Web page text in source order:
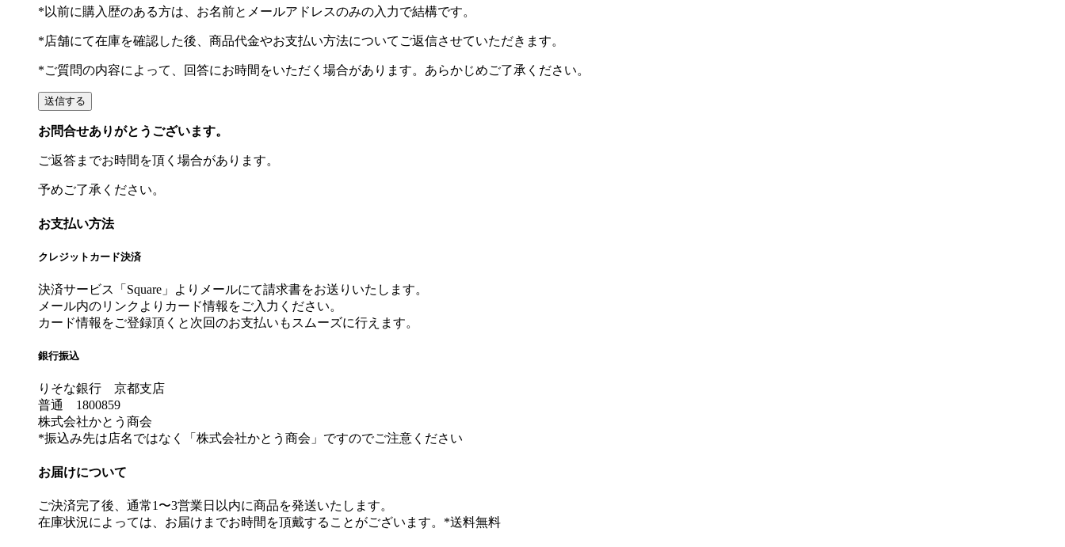
*以前に購入歴のある方は、お名前とメールアドレスのみの入力で結構です。
*店舗にて在庫を確認した後、商品代金やお支払い方法についてご返信させていただきます。
*ご質問の内容によって、回答にお時間をいただく場合があります。あらかじめご了承ください。
お問合せありがとうございます。
ご返答までお時間を頂く場合があります。
予めご了承ください。
お支払い方法
クレジットカード決済
決済サービス「Square」よりメールにて請求書をお送りいたします。
メール内のリンクよりカード情報をご入力ください。
カード情報をご登録頂くと次回のお支払いもスムーズに行えます。
銀行振込
りそな銀行 京都支店
普通 1800859
株式会社かとう商会
*振込み先は店名ではなく「株式会社かとう商会」ですのでご注意ください
お届けについて
ご決済完了後、通常1〜3営業日以内に商品を発送いたします。
在庫状況によっては、お届けまでお時間を頂戴することがございます。*送料無料